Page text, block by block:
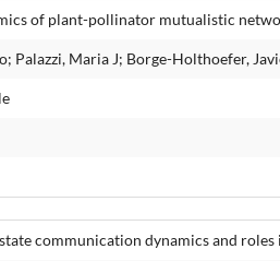
of plant-pollinator mutualistic
Palazzi, Maria J; Borge-Holthoefer,
communication dynamics and